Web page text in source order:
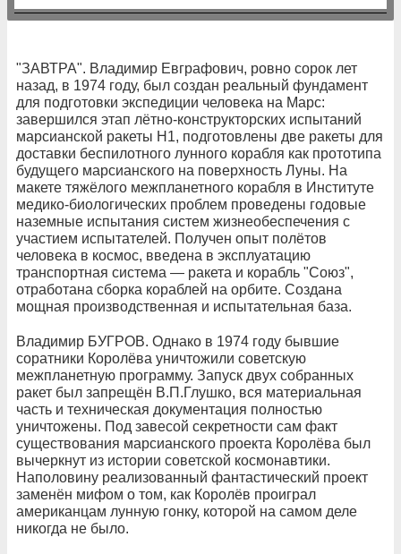
"ЗАВТРА". Владимир Евграфович, ровно сорок лет
назад, в 1974 году, был создан реальный фундамент
для подготовки экспедиции человека на Марс:
завершился этап лётно-конструкторских испытаний
марсианской ракеты Н1, подготовлены две ракеты для
доставки беспилотного лунного корабля как прототипа
будущего марсианского на поверхность Луны. На
макете тяжёлого межпланетного корабля в Институте
медико-биологических проблем проведены годовые
наземные испытания систем жизнеобеспечения с
участием испытателей. Получен опыт полётов
человека в космос, введена в эксплуатацию
транспортная система — ракета и корабль "Союз",
отработана сборка кораблей на орбите. Создана
мощная производственная и испытательная база.
Владимир БУГРОВ. Однако в 1974 году бывшие
соратники Королёва уничтожили советскую
межпланетную программу. Запуск двух собранных
ракет был запрещён В.П.Глушко, вся материальная
часть и техническая документация полностью
уничтожены. Под завесой секретности сам факт
существования марсианского проекта Королёва был
вычеркнут из истории советской космонавтики.
Наполовину реализованный фантастический проект
заменён мифом о том, как Королёв проиграл
американцам лунную гонку, которой на самом деле
никогда не было.